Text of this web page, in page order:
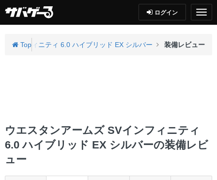
ログイン
Top
インフィニティ 6.0 ハイブリッド EX シルバー 装備レビュー
ウエスタンアームズ SVインフィニティ
6.0 ハイブリッド EX シルバーの装備レビ
ュー